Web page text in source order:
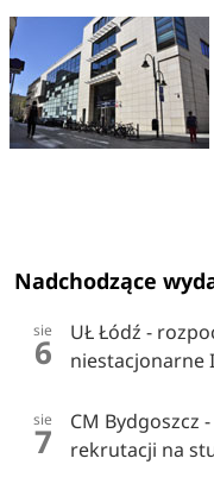
Nadchodzące
sie
6
UŁ Łódź -
niestacjonarne
sie
7
CM Bydgoszcz
rekrutacji na